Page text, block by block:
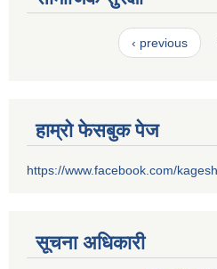
‹ previous
हाम्रो फेसबुक पेज
https://www.facebook.com/
सूचना अधिकारी